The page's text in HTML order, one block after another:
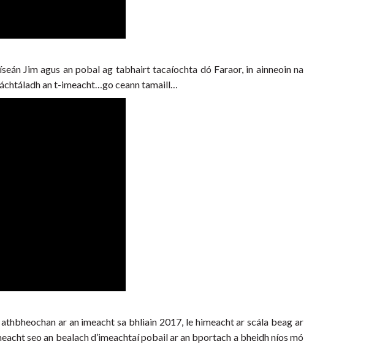
Jim agus an pobal ag tabhairt tacaíochta dó Faraor, in ainneoin na
an t-imeacht…go ceann tamaill…
ar an imeacht sa bhliain 2017, le himeacht ar scála beag ar
seo an bealach d’imeachtaí pobail ar an bportach a bheidh níos mó